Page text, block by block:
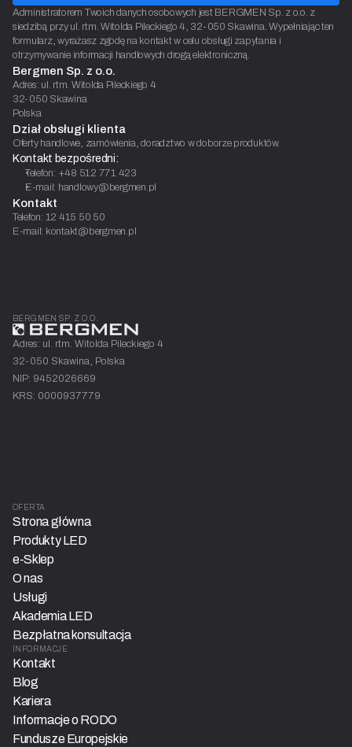
Administratorem Twoich danych osobowych jest BERGMEN Sp. z o.o. z
siedzibą przy ul. rtm. Witolda Pileckiego 4, 32-050 Skawina. Wypełniając ten
formularz, wyrażasz zgodę na kontakt w celu obsługi zapytania i
otrzymywanie informacji handlowych drogą elektroniczną.
Bergmen Sp. z o.o.
Adres: ul. rtm. Witolda Pileckiego 4
32-050 Skawina
Polska
Dział obsługi klienta
Oferty handlowe, zamówienia, doradztwo w doborze produktów.
Kontakt bezpośredni:
Telefon: +48 512 771 423
E-mail: handlowy@bergmen.pl
Kontakt
Telefon: 12 415 50 50
E-mail: kontakt@bergmen.pl
BERGMEN SP. Z O.O.
Adres: ul. rtm. Witolda Pileckiego 4
32-050 Skawina, Polska
NIP: 9452026669
KRS: 0000937779
OFERTA
Strona główna
Produkty LED
e-Sklep
O nas
Usługi
Akademia LED
Bezpłatna konsultacja
INFORMACJE
Kontakt
Blog
Kariera
Informacje o RODO
Fundusze Europejskie